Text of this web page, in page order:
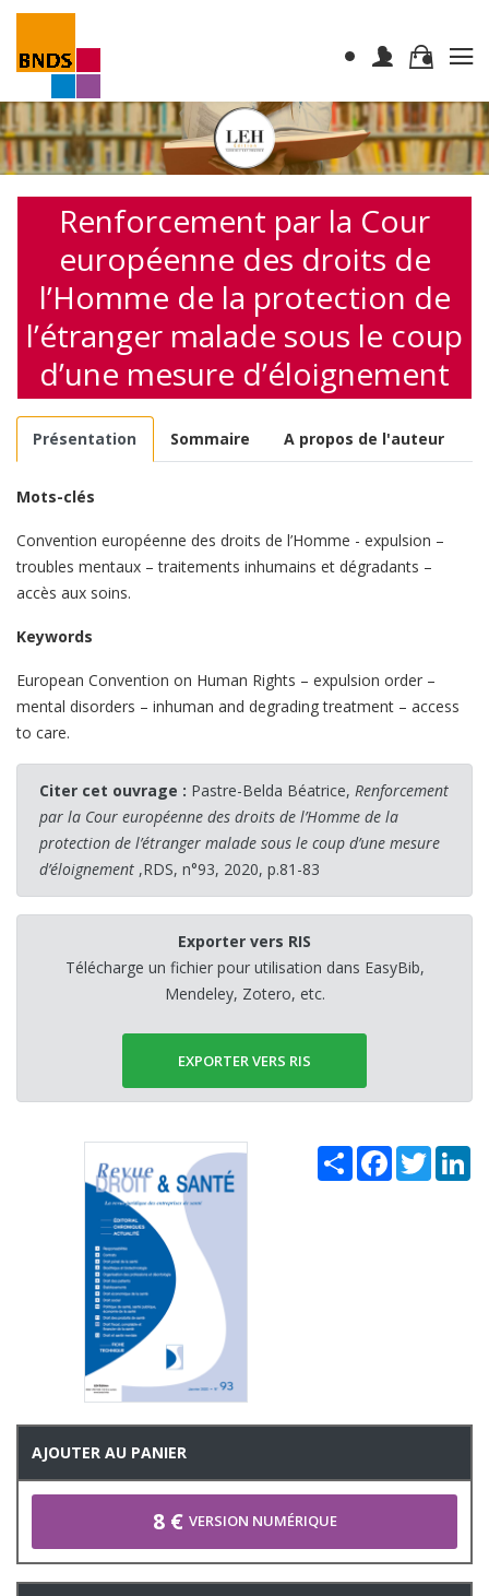
Renforcement par la Cour
européenne des droits de
l’Homme de la protection de
l’étranger malade sous le coup
d’une mesure d’éloignement
Présentation Sommaire A propos de l'auteur
Mots-clés
Convention européenne des droits de l’Homme - expulsion –
troubles mentaux – traitements inhumains et dégradants –
accès aux soins.
Keywords
European Convention on Human Rights – expulsion order –
mental disorders – inhuman and degrading treatment – access
to care.
Citer cet ouvrage : Pastre-Belda Béatrice, Renforcement
par la Cour européenne des droits de l’Homme de la
protection de l’étranger malade sous le coup d’une mesure
d’éloignement ,RDS, n°93, 2020, p.81-83
Exporter vers RIS
Télécharge un fichier pour utilisation dans EasyBib,
Mendeley, Zotero, etc.
EXPORTER VERS RIS
Share Facebook
Twitter
AJOUTER AU PANIER
8 € VERSION NUMÉRIQUE